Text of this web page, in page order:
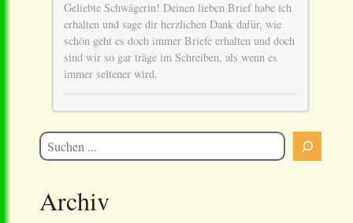
Geliebte Schwägerin! Deinen lieben Brief habe ich
erhalten und sage dir herzlichen Dank dafür, wie
schön geht es doch immer Briefe erhalten und doch
sind wir so gar träge im Schreiben, als wenn es
immer seltener wird.
Archiv